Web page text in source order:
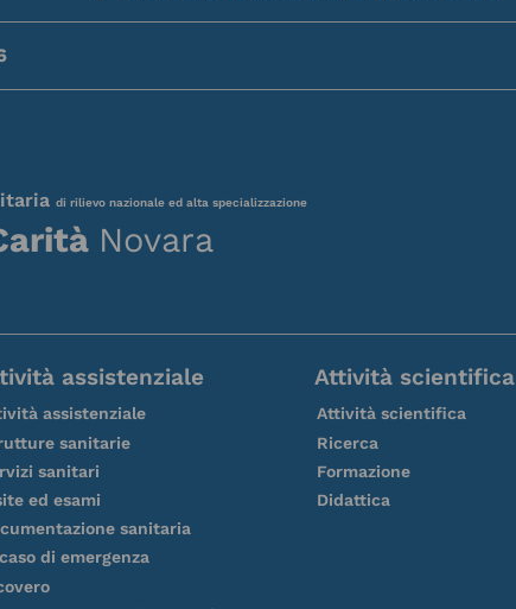
di rilievo nazionale ed alta specializzazione
Novara
assistenziale
assistenziale
sanitarie
sanitari
ed esami
sanitaria
di emergenza
Attività scientifica
Attività scientifica
Ricerca
Formazione
Didattica